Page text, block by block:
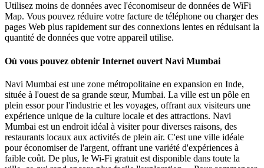
Utilisez moins de données avec l'économiseur de données de WiFi
Map. Vous pouvez réduire votre facture de téléphone ou charger des
pages Web plus rapidement sur des connexions lentes en réduisant la
quantité de données que votre appareil utilise.
Où vous pouvez obtenir Internet ouvert Navi Mumbai
Navi Mumbai est une zone métropolitaine en expansion en Inde,
située à l'ouest de sa grande sœur, Mumbai. La ville est un pôle en
plein essor pour l'industrie et les voyages, offrant aux visiteurs une
expérience unique de la culture locale et des attractions. Navi
Mumbai est un endroit idéal à visiter pour diverses raisons, des
restaurants locaux aux activités de plein air. C'est une ville idéale
pour économiser de l'argent, offrant une variété d'expériences à
faible coût. De plus, le Wi-Fi gratuit est disponible dans toute la